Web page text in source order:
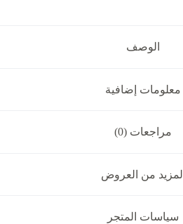
الوصف
معلومات إضافية
مراجعات (0)
المزيد من العروض
سياسات المتجر